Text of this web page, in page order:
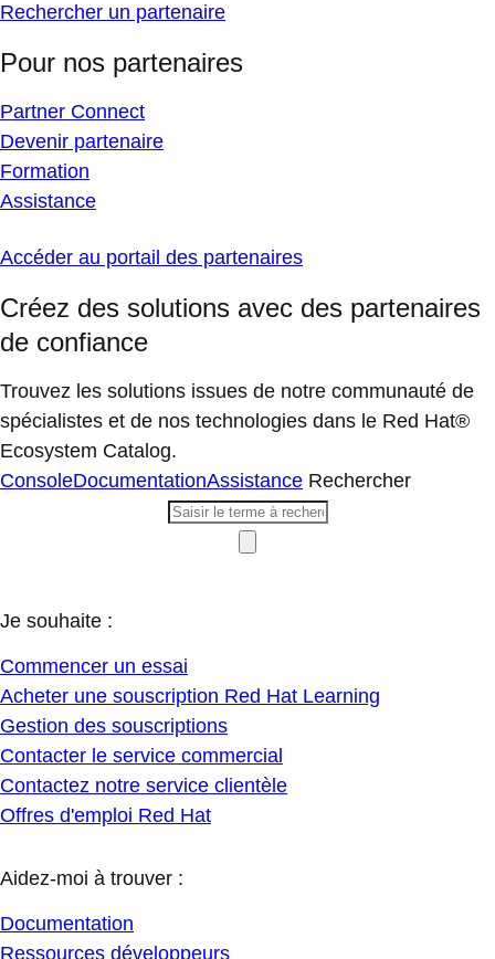
Rechercher un partenaire
Pour nos partenaires
Partner Connect
Devenir partenaire
Formation
Assistance
Accéder au portail des partenaires
Créez des solutions avec des partenaires
de confiance
Trouvez les solutions issues de notre communauté de
spécialistes et de nos technologies dans le Red Hat®
Ecosystem Catalog.
ConsoleDocumentationAssistance Rechercher
Je souhaite :
Commencer un essai
Acheter une souscription Red Hat Learning
Gestion des souscriptions
Contacter le service commercial
Contactez notre service clientèle
Offres d'emploi Red Hat
Aidez-moi à trouver :
Documentation
Ressources développeurs